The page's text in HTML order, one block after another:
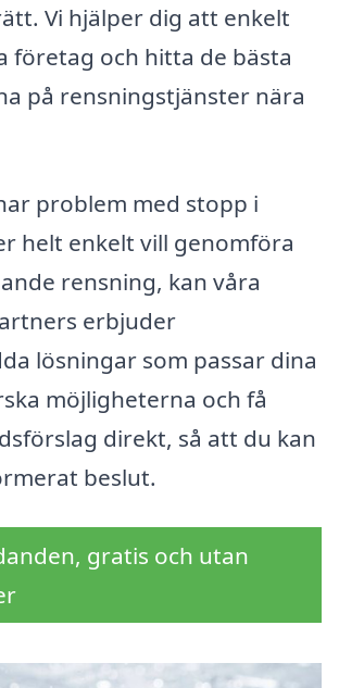
Vi hjälper dig att enkelt
företag och hitta de bästa
på rensningstjänster nära
problem med stopp i
helt enkelt vill genomföra
rensning, kan våra
erbjuder
lösningar som passar dina
möjligheterna och få
direkt, så att du kan
beslut.
gratis och utan